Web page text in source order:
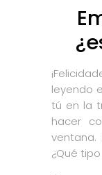
leyendo
tú en la
hacer
ventana.
¿Qué tipo